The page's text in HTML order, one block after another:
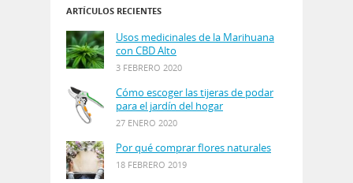
ARTÍCULOS RECIENTES
Usos medicinales de la Marihuana
con CBD Alto
3 FEBRERO 2020
Cómo escoger las tijeras de podar
para el jardín del hogar
27 ENERO 2020
Por qué comprar flores naturales
18 FEBRERO 2019